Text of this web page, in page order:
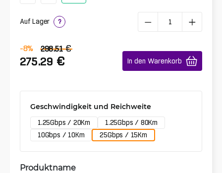
Auf Lager ?
-8% 298.51 €
275.29 € In den Warenkorb
Geschwindigkeit und Reichweite
1.25Gbps / 20Km
1.25Gbps / 80Km
10Gbps / 10Km
25Gbps / 15Km
Produktname